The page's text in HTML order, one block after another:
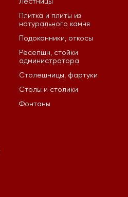
Лестницы
Плитка и плиты из
натурального камня
Подоконники, откосы
Ресепшн, стойки
администратора
Столешницы, фартуки
Столы и столики
Фонтаны